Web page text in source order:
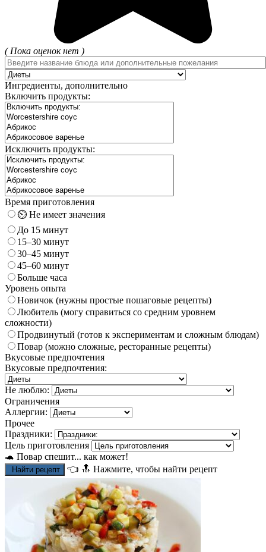
( Пока оценок нет )
Ингредиенты, дополнительно
Включить продукты:
Исключить продукты:
Время приготовления
⏲️ Не имеет значения
До 15 минут
15–30 минут
30–45 минут
45–60 минут
Больше часа
Уровень опыта
Новичок (нужны простые пошаговые рецепты)
Любитель (могу справиться со средним уровнем
сложности)
Продвинутый (готов к экспериментам и сложным блюдам)
Повар (можно сложные, ресторанные рецепты)
Вкусовые предпочтения
Вкусовые предпочтения:
Не люблю:
Ограничения
Аллергии:
Прочее
Праздники:
Цель приготовления
🐢 Повар спешит... как может!
Найти рецепт 👈 🔝 Нажмите, чтобы найти рецепт